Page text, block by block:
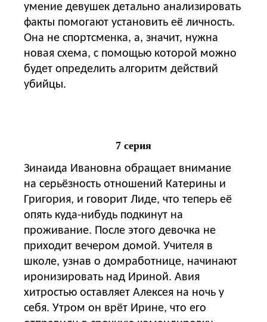
умение девушек детально анализировать
факты помогают установить её личность.
Она не спортсменка, а, значит, нужна
новая схема, с помощью которой можно
будет определить алгоритм действий
убийцы.
7 серия
Зинаида Ивановна обращает внимание
на серьёзность отношений Катерины и
Григория, и говорит Лиде, что теперь её
опять куда-нибудь подкинут на
проживание. После этого девочка не
приходит вечером домой. Учителя в
школе, узнав о домработнице, начинают
иронизировать над Ириной. Авия
хитростью оставляет Алексея на ночь у
себя. Утром он врёт Ирине, что его